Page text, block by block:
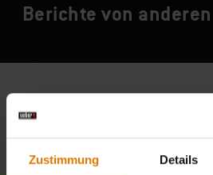
Zustimmung Details
Berichte von